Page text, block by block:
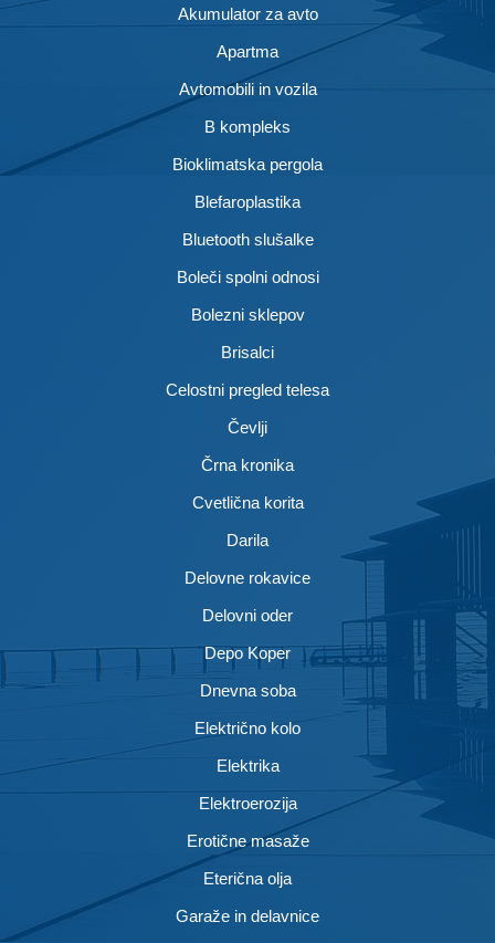
Akumulator za avto
Apartma
Avtomobili in vozila
B kompleks
Bioklimatska pergola
Blefaroplastika
Bluetooth slušalke
Boleči spolni odnosi
Bolezni sklepov
Brisalci
Celostni pregled telesa
Čevlji
Črna kronika
Cvetlična korita
Darila
Delovne rokavice
Delovni oder
Depo Koper
Dnevna soba
Električno kolo
Elektrika
Elektroerozija
Erotične masaže
Eterična olja
Garaže in delavnice